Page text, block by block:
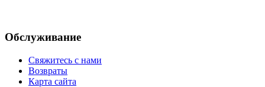
Обслуживание
Свяжитесь с нами
Возвраты
Карта сайта